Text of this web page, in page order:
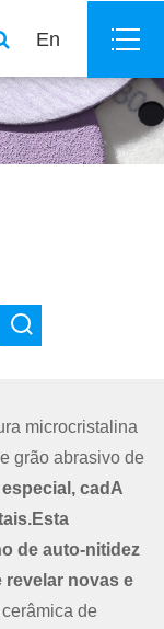
En
microcristalina
grão abrasivo de
cadA
de auto-nitidez
revelar novas e
de